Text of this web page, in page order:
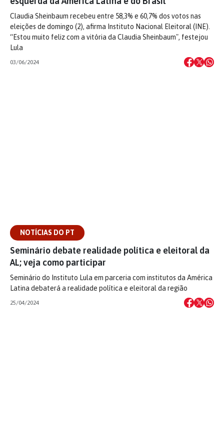
Claudia Sheinbaum recebeu entre 58,3% e 60,7% dos votos nas
eleições de domingo (2), afirma Instituto Nacional Eleitoral (INE).
“Estou muito feliz com a vitória da Claudia Sheinbaum", festejou
Lula
03/06/2024
NOTÍCIAS DO PT
Seminário debate realidade política e eleitoral da
AL; veja como participar
Seminário do Instituto Lula em parceria com institutos da América
Latina debaterá a realidade política e eleitoral da região
25/04/2024